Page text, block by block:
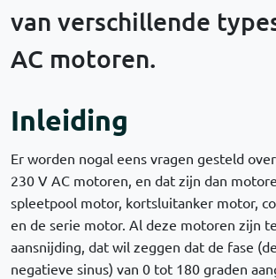
van verschillende
AC motoren.
Inleiding
Er worden nogal eens vragen gesteld
230 V AC motoren, en dat zijn dan
spleetpool motor, kortsluitanker motor,
en de serie motor. Al deze motoren zijn
aansnijding, dat wil zeggen dat de fase
negatieve sinus) van 0 tot 180 graden